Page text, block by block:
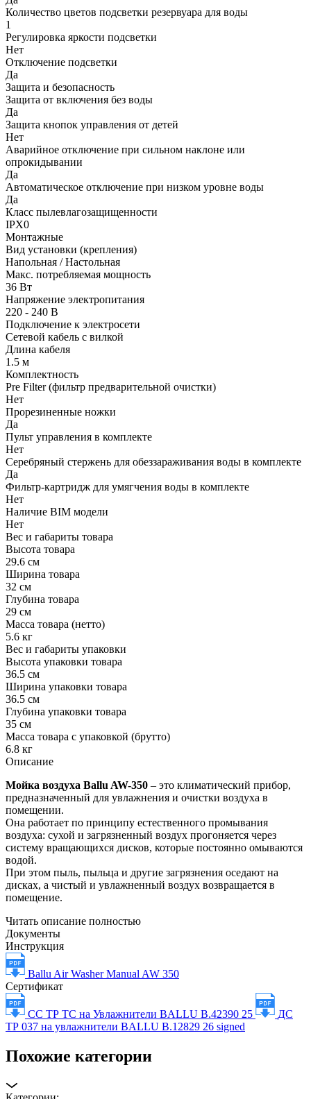
Количество цветов подсветки резервуара для воды
1
Регулировка яркости подсветки
Нет
Отключение подсветки
Да
Защита и безопасность
Защита от включения без воды
Да
Защита кнопок управления от детей
Нет
Аварийное отключение при сильном наклоне или
опрокидывании
Да
Автоматическое отключение при низком уровне воды
Да
Класс пылевлагозащищенности
IPX0
Монтажные
Вид установки (крепления)
Напольная / Настольная
Макс. потребляемая мощность
36 Вт
Напряжение электропитания
220 - 240 В
Подключение к электросети
Сетевой кабель с вилкой
Длина кабеля
1.5 м
Комплектность
Pre Filter (фильтр предварительной очистки)
Нет
Прорезиненные ножки
Да
Пульт управления в комплекте
Нет
Серебряный стержень для обеззараживания воды в комплекте
Да
Фильтр-картридж для умягчения воды в комплекте
Нет
Наличие BIM модели
Нет
Вес и габариты товара
Высота товара
29.6 см
Ширина товара
32 см
Глубина товара
29 см
Масса товара (нетто)
5.6 кг
Вес и габариты упаковки
Высота упаковки товара
36.5 см
Ширина упаковки товара
36.5 см
Глубина упаковки товара
35 см
Масса товара с упаковкой (брутто)
6.8 кг
Описание
Мойка воздуха Ballu AW-350 – это климатический прибор,
предназначенный для увлажнения и очистки воздуха в
помещении.
Она работает по принципу естественного промывания
воздуха: сухой и загрязненный воздух прогоняется через
систему вращающихся дисков, которые постоянно омываются
водой.
При этом пыль, пыльца и другие загрязнения оседают на
дисках, а чистый и увлажненный воздух возвращается в
помещение.
Читать описание полностью
Документы
Инструкция
Ballu Air Washer Manual AW 350
Сертификат
CC ТР ТС на Увлажнители BALLU В.42390 25
ДС
ТР 037 на увлажнители BALLU B.12829 26 signed
Похожие категории